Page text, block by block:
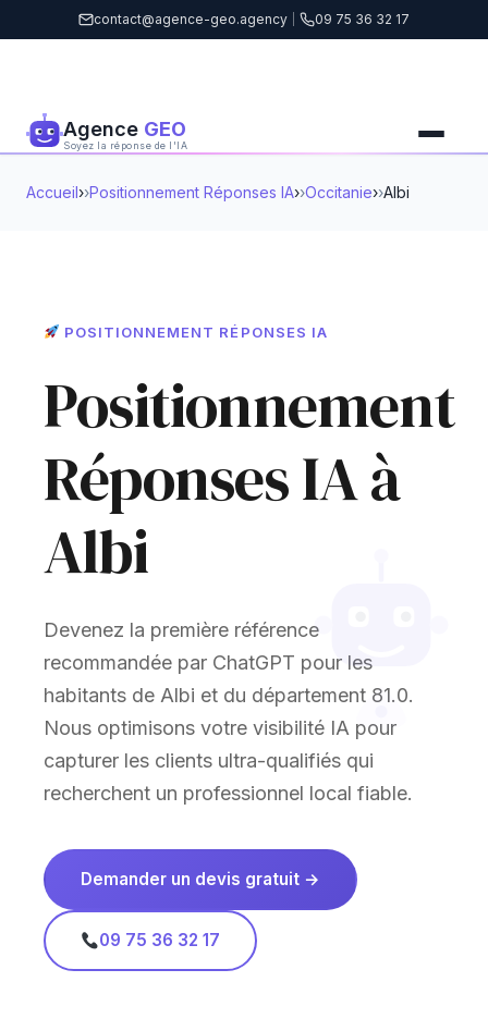
contact@agence-geo.agency 09 75 36 32 17
Agence GEO
Soyez la réponse de l'IA
Accueil› Positionnement Réponses IA› Occitanie› Albi
POSITIONNEMENT RÉPONSES IA
Positionnement
Réponses IA à
Albi
Devenez la première référence
recommandée par ChatGPT pour les
habitants de Albi et du département 81.0.
Nous optimisons votre visibilité IA pour
capturer les clients ultra-qualifiés qui
recherchent un professionnel local fiable.
Demander un devis gratuit →
09 75 36 32 17